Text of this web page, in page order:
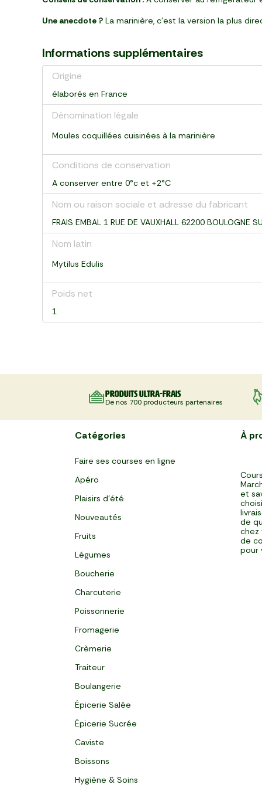
Une anecdote ? La marinière, c’est la version la plus
Informations supplémentaires
Origine
élaborés en France
Dénomination légale
Moules coquillées cuisinées à la marinière
Conditions de conservation
A conserver entre 0°c et +2°C
Nom ou raison sociale et adresse du fabricant
FRAIS EMBAL 1 RUE DE VAUXHALL 62200 BOULOGNE
Nom latin
Mytilus Edulis
Poids net
1
Produits ultra-frais
De nos 700 producteurs partenaires
Catégories
Faire ses courses en ligne
Apéro
Plaisirs d'été
Nouveautés
Fruits
Légumes
Boucherie
Charcuterie
Poissonnerie
Fromagerie
Crèmerie
Traiteur
Boulangerie
Épicerie Salée
Épicerie Sucrée
Caviste
Boissons
Hygiène & Soins
À
et
de
chez
de
pour